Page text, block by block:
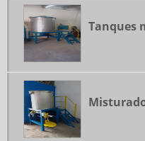
MISTURADOR VERTICAL PREÇO
MISTURADORES E AGITADORES
PROJETOR DE ARGAMASSA
PROJETORA DE ARGAMASSA E
PROJETORA PARA TEXTURA
Tanques